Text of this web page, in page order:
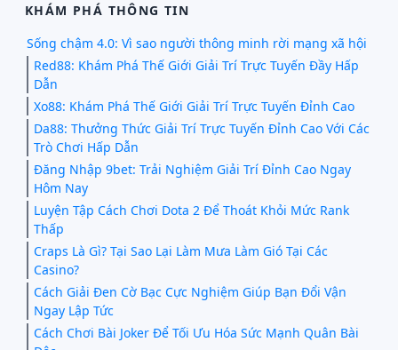
KHÁM PHÁ THÔNG TIN
Sống chậm 4.0: Vì sao người thông minh rời mạng xã hội
Red88: Khám Phá Thế Giới Giải Trí Trực Tuyến Đầy Hấp
Dẫn
Xo88: Khám Phá Thế Giới Giải Trí Trực Tuyến Đỉnh Cao
Da88: Thưởng Thức Giải Trí Trực Tuyến Đỉnh Cao Với Các
Trò Chơi Hấp Dẫn
Đăng Nhập 9bet: Trải Nghiệm Giải Trí Đỉnh Cao Ngay
Hôm Nay
Luyện Tập Cách Chơi Dota 2 Để Thoát Khỏi Mức Rank
Thấp
Craps Là Gì? Tại Sao Lại Làm Mưa Làm Gió Tại Các
Casino?
Cách Giải Đen Cờ Bạc Cực Nghiệm Giúp Bạn Đổi Vận
Ngay Lập Tức
Cách Chơi Bài Joker Để Tối Ưu Hóa Sức Mạnh Quân Bài